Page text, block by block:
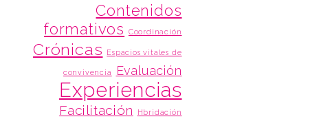
Contenidos
formativos
Coordinación
Crónicas Espacios vitales de
convivencia Evaluación
Experiencias
Facilitación Hbridación